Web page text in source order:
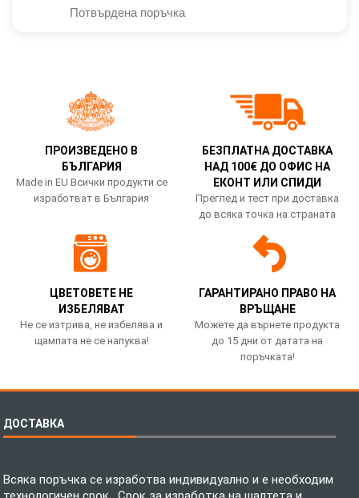
Потвърдена поръчка
ПРОИЗВЕДЕНО В
БЪЛГАРИЯ
Made in EU Всички продукти се
изработват в България
БЕЗПЛАТНА ДОСТАВКА
НАД 100€ ДО ОФИС НА
ЕКОНТ ИЛИ СПИДИ
Преглед и тест при доставка
до всяка точка на страната
ЦВЕТОВЕТЕ НЕ
ИЗБЕЛЯВАТ
Не се изтрива, не избелява и
щампата не се напуква!
ГАРАНТИРАНО ПРАВО НА
ВРЪЩАНЕ
Можете да върнете продукта
до 15 дни от датата на
поръчката!
ДОСТАВКА
Всяка поръчка се изработва индивидуално и е необходим